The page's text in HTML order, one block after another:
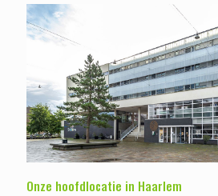
Onze hoofdlocatie in Haarlem